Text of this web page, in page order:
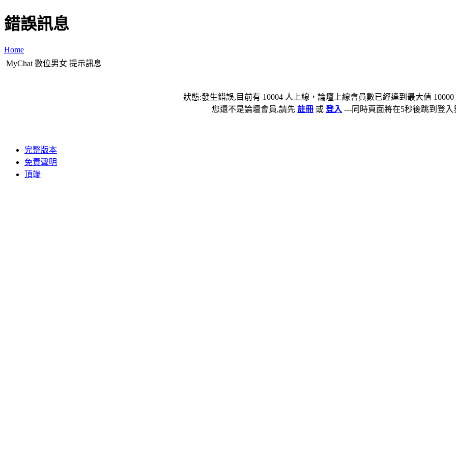
錯誤訊息
Home
MyChat 數位男女 提示訊息
狀態:發生錯誤,目前有 10004 人上線，論壇上線會員數已經達到最大值
您還不是論壇會員,請先 註冊 或 登入 ---同時頁面將在5秒後跳到登入
完整版本
免責聲明
頂端